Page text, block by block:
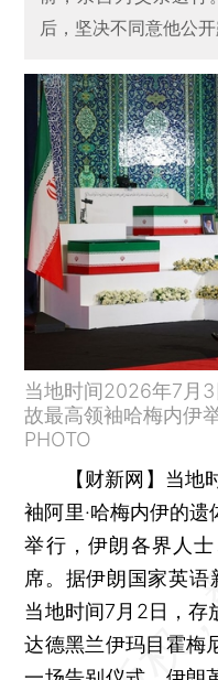
后，坚决不同意他公
当地时间2026年7月
故最高领袖哈梅内伊
PHOTO
【财新网】 当地
袖阿里·哈梅内伊的
举行，伊朗各界人
席。据伊朗国家英语
当地时间7月2日，存
达德黑兰伊玛目霍梅